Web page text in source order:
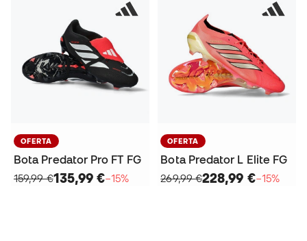
OFERTA
Bota Predator Pro FT FG
159,99 €135,99 €−15%
OFERTA
Bota Predator L Elite FG
269,99 €228,99 €−15%